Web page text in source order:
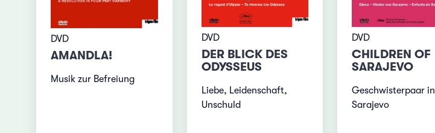
DVD
AMANDLA!
Musik zur Befreiung
DVD
DER BLICK DES
ODYSSEUS
Liebe, Leidenschaft,
Unschuld
DVD
CHILDREN OF
SARAJEVO
Geschwisterpaar in
Sarajevo